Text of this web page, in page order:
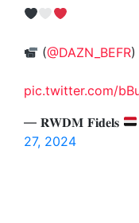
(@DAZN_BEFR)
pic.twitter.com/
— 𝐑𝐖𝐃𝐌 𝐅𝐢𝐝𝐞𝐥𝐬
27, 2024